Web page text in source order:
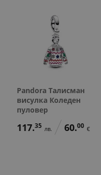
Pandora Талисман
висулка Коледен
пуловер
117.35 лв. 60.00 €